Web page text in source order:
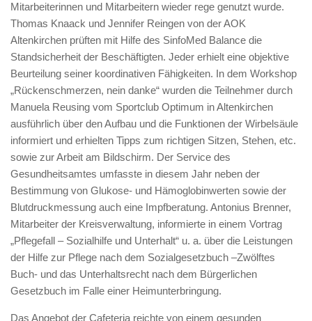
Mitarbeiterinnen und Mitarbeitern wieder rege genutzt wurde.
Thomas Knaack und Jennifer Reingen von der AOK
Altenkirchen prüften mit Hilfe des SinfoMed Balance die
Standsicherheit der Beschäftigten. Jeder erhielt eine objektive
Beurteilung seiner koordinativen Fähigkeiten. In dem Workshop
„Rückenschmerzen, nein danke“ wurden die Teilnehmer durch
Manuela Reusing vom Sportclub Optimum in Altenkirchen
ausführlich über den Aufbau und die Funktionen der Wirbelsäule
informiert und erhielten Tipps zum richtigen Sitzen, Stehen, etc.
sowie zur Arbeit am Bildschirm. Der Service des
Gesundheitsamtes umfasste in diesem Jahr neben der
Bestimmung von Glukose- und Hämoglobinwerten sowie der
Blutdruckmessung auch eine Impfberatung. Antonius Brenner,
Mitarbeiter der Kreisverwaltung, informierte in einem Vortrag
„Pflegefall – Sozialhilfe und Unterhalt“ u. a. über die Leistungen
der Hilfe zur Pflege nach dem Sozialgesetzbuch –Zwölftes
Buch- und das Unterhaltsrecht nach dem Bürgerlichen
Gesetzbuch im Falle einer Heimunterbringung.
Das Angebot der Cafeteria reichte von einem gesunden